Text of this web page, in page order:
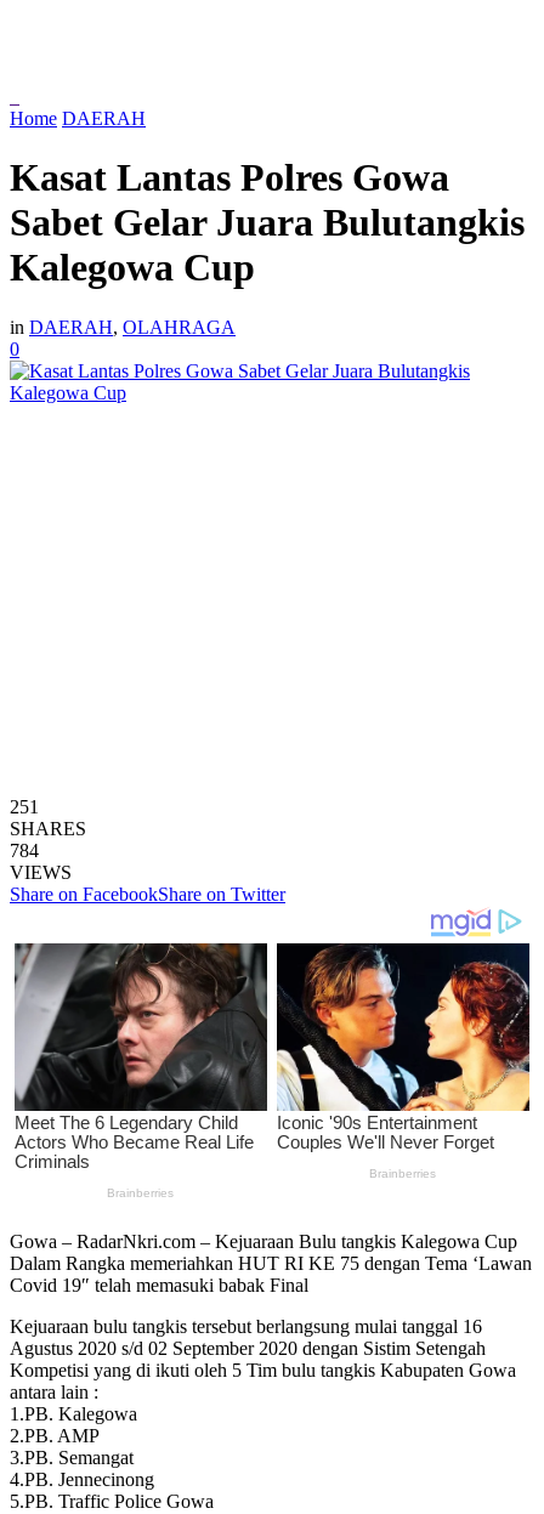
Home DAERAH
Kasat Lantas Polres Gowa
Sabet Gelar Juara Bulutangkis
Kalegowa Cup
in DAERAH, OLAHRAGA
0
251
SHARES
784
VIEWS
Share on FacebookShare on Twitter
Gowa – RadarNkri.com – Kejuaraan Bulu tangkis Kalegowa Cup
Dalam Rangka memeriahkan HUT RI KE 75 dengan Tema ‘Lawan
Covid 19″ telah memasuki babak Final
Kejuaraan bulu tangkis tersebut berlangsung mulai tanggal 16
Agustus 2020 s/d 02 September 2020 dengan Sistim Setengah
Kompetisi yang di ikuti oleh 5 Tim bulu tangkis Kabupaten Gowa
antara lain :
1.PB. Kalegowa
2.PB. AMP
3.PB. Semangat
4.PB. Jennecinong
5.PB. Traffic Police Gowa